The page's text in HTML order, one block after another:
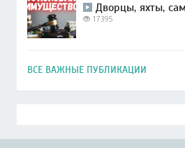
Дворцы, яхты,
17395
ВСЕ ВАЖНЫЕ ПУБЛИКАЦИИ